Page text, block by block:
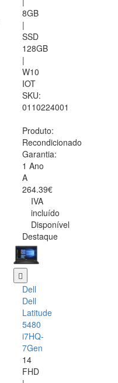
8GB
|
SSD
128GB
|
W10
IOT
SKU:
0110224001
Produto:
Recondicionado
Garantia:
1 Ano
A
264.39€
IVA
incluído
Disponível
Destaque
Dell
Dell
Latitude
5480
i7HQ-
7Gen
14
FHD